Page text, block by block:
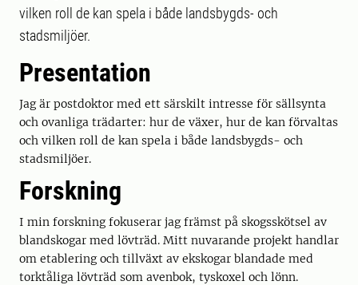
vilken roll de kan spela i både landsbygds- och
stadsmiljöer.
Presentation
Jag är postdoktor med ett särskilt intresse för sällsynta
och ovanliga trädarter: hur de växer, hur de kan förvaltas
och vilken roll de kan spela i både landsbygds- och
stadsmiljöer.
Forskning
I min forskning fokuserar jag främst på skogsskötsel av
blandskogar med lövträd. Mitt nuvarande projekt handlar
om etablering och tillväxt av ekskogar blandade med
torktåliga lövträd som avenbok, tyskoxel och lönn.